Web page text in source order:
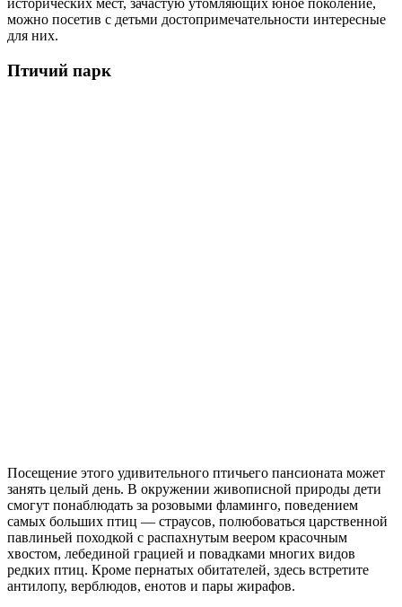
исторических мест, зачастую утомляющих юное поколение,
можно посетив с детьми достопримечательности интересные
для них.
Птичий парк
Посещение этого удивительного птичьего пансионата может
занять целый день. В окружении живописной природы дети
смогут понаблюдать за розовыми фламинго, поведением
самых больших птиц — страусов, полюбоваться царственной
павлиньей походкой с распахнутым веером красочным
хвостом, лебединой грацией и повадками многих видов
редких птиц. Кроме пернатых обитателей, здесь встретите
антилопу, верблюдов, енотов и пары жирафов.